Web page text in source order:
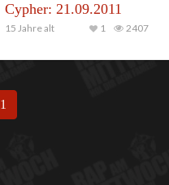
Cypher: 21.09.2011
15 Jahre alt 2407
1
1